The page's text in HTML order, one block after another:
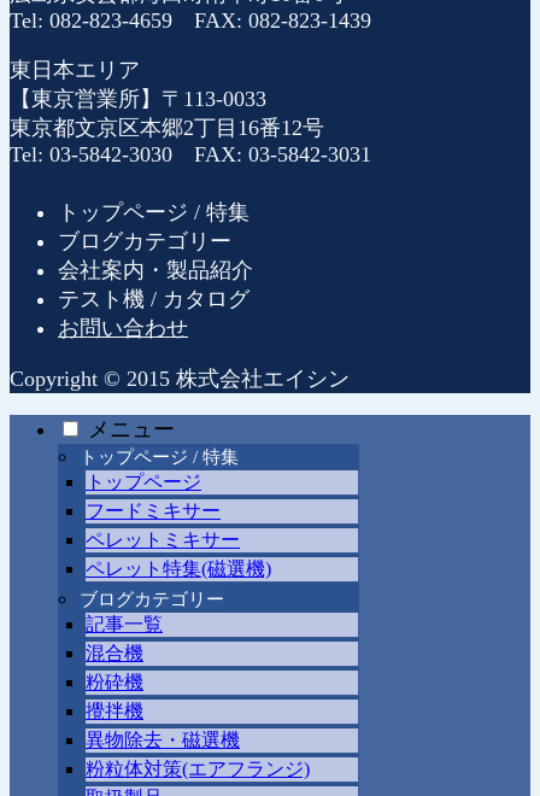
Tel: 082-823-4659 FAX: 082-823-1439
東日本エリア
【東京営業所】〒113-0033
東京都文京区本郷2丁目16番12号
Tel: 03-5842-3030 FAX: 03-5842-3031
トップページ / 特集
ブログカテゴリー
会社案内・製品紹介
テスト機 / カタログ
お問い合わせ
Copyright © 2015 株式会社エイシン
メニュー
トップページ / 特集
トップページ
フードミキサー
ペレットミキサー
ペレット特集(磁選機)
ブログカテゴリー
記事一覧
混合機
粉砕機
攪拌機
異物除去・磁選機
粉粒体対策(エアフランジ)